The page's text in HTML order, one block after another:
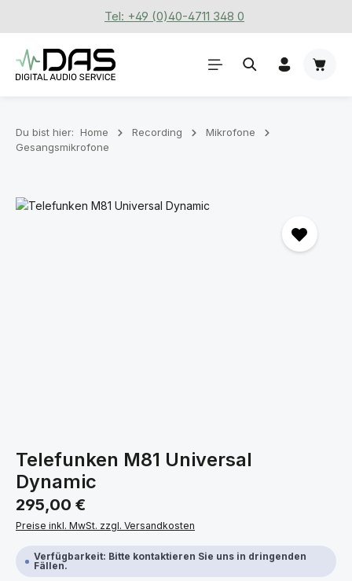
Zum Hauptinhalt springenTel: +49 (0)40-4711 348 0
Du bist hier: Home Recording
Mikrofone
Gesangsmikrofone
Bildergalerie überspringen
Telefunken M81 Universal
Dynamic
Regulärer Preis:
295,00 €
Preise inkl. MwSt. zzgl. Versandkosten
Verfügbarkeit: Bitte kontaktieren Sie uns in dringenden
Fällen.